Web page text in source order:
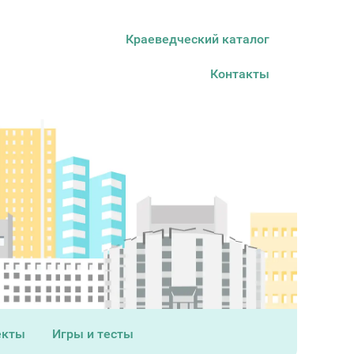
Краеведческий каталог
Контакты
Игры и тесты